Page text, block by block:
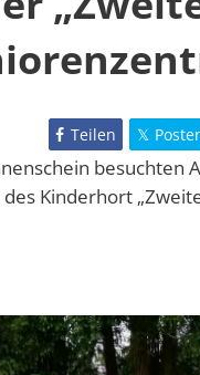
Teilen
besuchten
Kinderhort